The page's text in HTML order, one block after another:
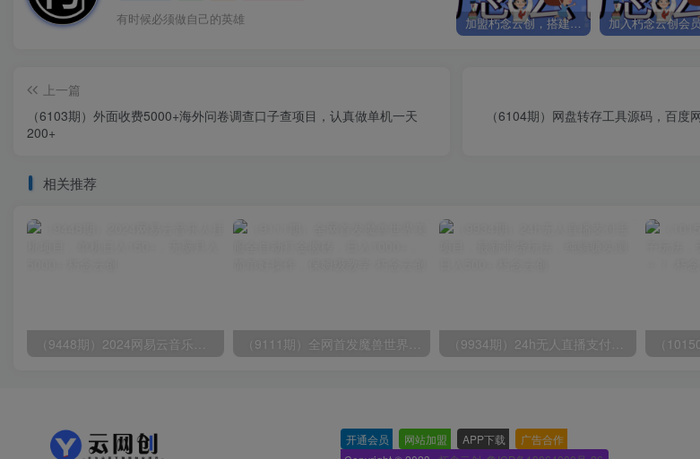
有时候必须做自己的英雄 加盟朽念云创，搭建同款项目资源站，实现日入2000+
上一篇
（6103期）外面收费5000+海外问卷调查口子查项目，认真做单机一天
200+
（6104期）网盘转存工具源码，百度
相关推荐
（9448期）2024网易云音乐人挂机项目，单机日入150+，无脑月入5000+ （9111期）全网首发魔兽世界美服全自动打金搬砖，日入1000+，简单好操作，保姆级教学 （9934期）24h无人直播支付宝项目，最新带货玩法，纯躺赚实测日入500+
开通会员 网站加盟 APP下载 广告合作